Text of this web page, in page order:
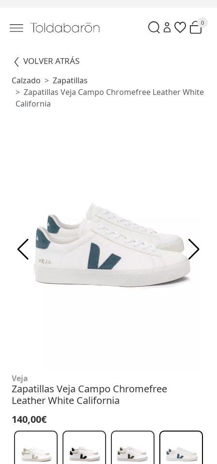
0
VOLVER ATRÁS
Calzado
Zapatillas
Zapatillas Veja Campo Chromefree Leather White
California
Veja
Zapatillas Veja Campo Chromefree
Leather White California
140,00€